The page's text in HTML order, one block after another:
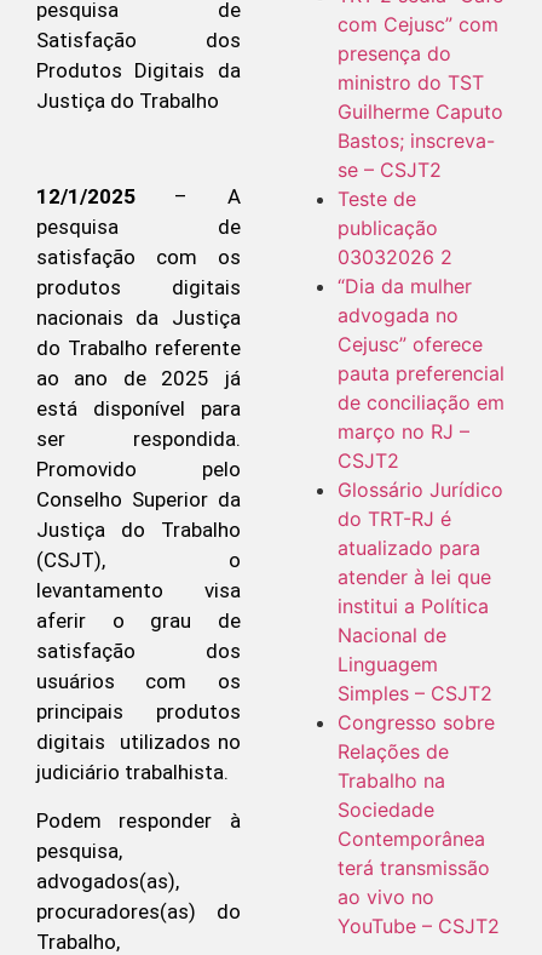
12/1/2025 – A
pesquisa de
satisfação com os
produtos digitais
nacionais da Justiça
do Trabalho referente
ao ano de 2025 já
está disponível para
ser respondida.
Promovido pelo
Conselho Superior da
Justiça do Trabalho
(CSJT), o
levantamento visa
aferir o grau de
satisfação dos
usuários com os
principais produtos
digitais utilizados no
judiciário trabalhista.
Podem responder à
pesquisa,
advogados(as),
procuradores(as) do
Trabalho,
com Cejusc” com
presença do
ministro do TST
Guilherme Caputo
Bastos; inscreva-
se – CSJT2
Teste de
publicação
03032026 2
“Dia da mulher
advogada no
Cejusc” oferece
pauta preferencial
de conciliação em
março no RJ –
CSJT2
Glossário Jurídico
do TRT-RJ é
atualizado para
atender à lei que
institui a Política
Nacional de
Linguagem
Simples – CSJT2
Congresso sobre
Relações de
Trabalho na
Sociedade
Contemporânea
terá transmissão
ao vivo no
YouTube – CSJT2